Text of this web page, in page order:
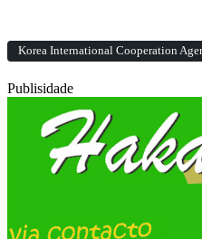
Korea International Cooperation
Publisidade